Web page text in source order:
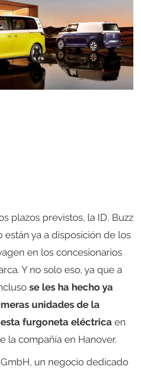
plazos previstos, la ID. Buzz
están ya a disposición de los
en los concesionarios
Y no solo eso, ya que a
se les ha hecho ya
unidades de la
furgoneta eléctrica en
la compañía en Hanover.
un negocio dedicado